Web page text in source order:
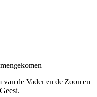
van de Vader en de Zoon en